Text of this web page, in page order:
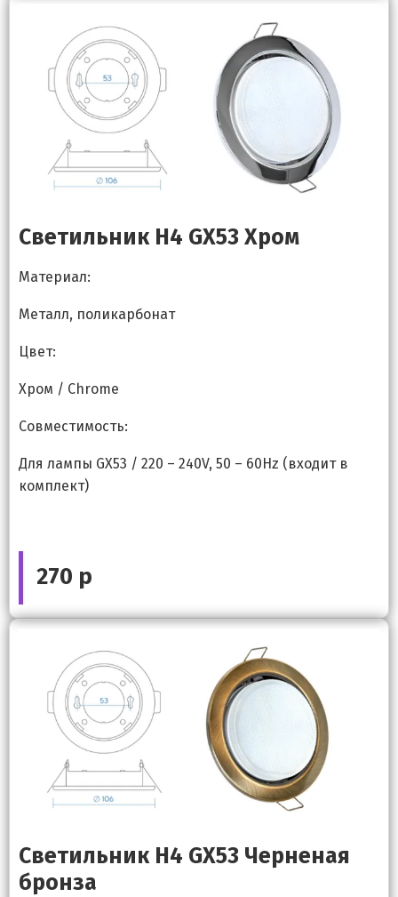
Светильник H4 GX53 Хром
Материал:
Металл, поликарбонат
Цвет:
Хром / Chrome
Совместимость:
Для лампы GX53 / 220 – 240V, 50 – 60Hz (входит в
комплект)
270 р
Светильник H4 GX53 Черненая
бронза